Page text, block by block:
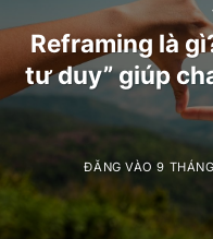
Reframing là
tư duy” giúp
ĐĂNG VÀO9